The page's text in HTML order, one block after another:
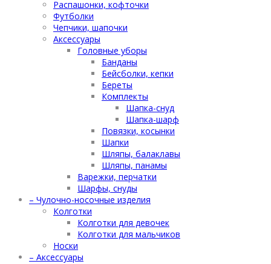
Распашонки, кофточки
Футболки
Чепчики, шапочки
Аксессуары
Головные уборы
Банданы
Бейсболки, кепки
Береты
Комплекты
Шапка-снуд
Шапка-шарф
Повязки, косынки
Шапки
Шляпы, балаклавы
Шляпы, панамы
Варежки, перчатки
Шарфы, снуды
– Чулочно-носочные изделия
Колготки
Колготки для девочек
Колготки для мальчиков
Носки
– Аксессуары